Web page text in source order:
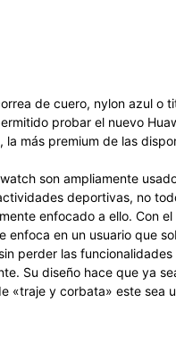
de cuero, nylon azul o
probar el nuevo
la más premium de las
son ampliamente
deportivas, no
enfocado a ello. Con
enfoca en un usuario que
perder las
Su diseño hace que ya
«traje y corbata» este sea